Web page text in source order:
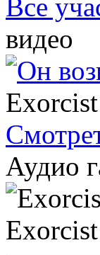
Все
видео
Аудио